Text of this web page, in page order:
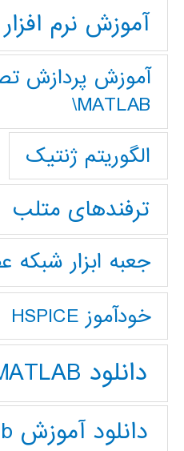
آموزش نرم
آموزش پردازش
MATLAB\
الگوریتم ژنتیک
ترفندهای متلب
جعبه ابزار شبکه
خودآموز HSPICE
دانلود MATLAB
دانلود آموزش Matlab